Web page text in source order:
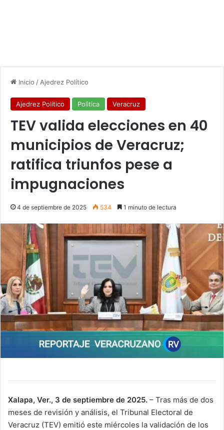
Inicio / Ajedrez Político
Ajedrez Político Polìtica Veracruz
TEV valida elecciones en 40
municipios de Veracruz;
ratifica triunfos pese a
impugnaciones
4 de septiembre de 2025 534 1 minuto de lectura
Xalapa, Ver., 3 de septiembre de 2025. – Tras más de dos
meses de revisión y análisis, el Tribunal Electoral de
Veracruz (TEV) emitió este miércoles la validación de los